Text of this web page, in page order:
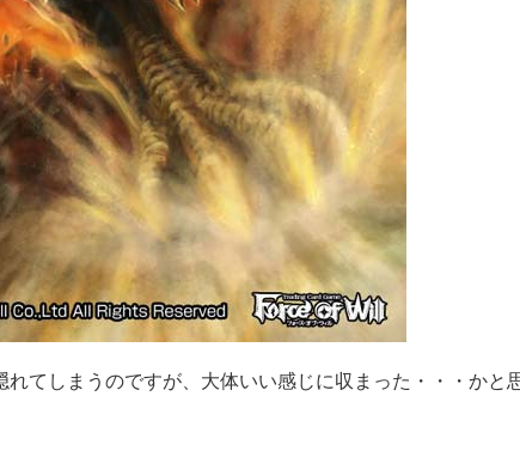
てしまうのですが、大体いい感じに収まった・・・かと